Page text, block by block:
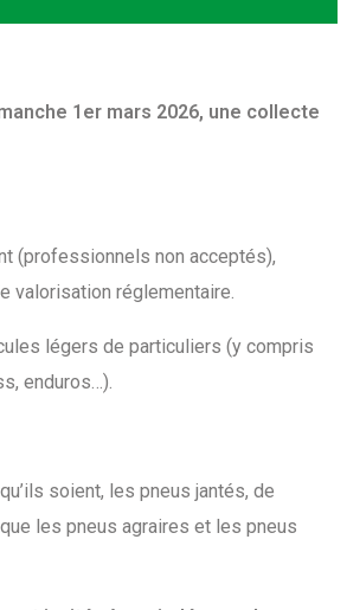
1er mars 2026, une collecte
(professionnels non acceptés),
valorisation réglementaire.
légers de particuliers (y compris
enduros…).
soient, les pneus jantés, de
les pneus agraires et les pneus